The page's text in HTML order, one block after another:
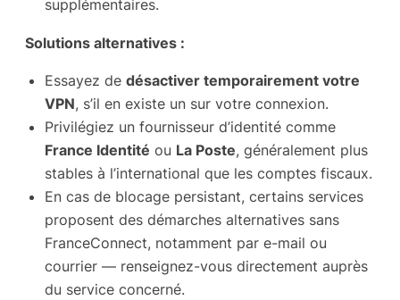
supplémentaires.
Solutions alternatives :
Essayez de désactiver temporairement votre
VPN, s’il en existe un sur votre connexion.
Privilégiez un fournisseur d’identité comme
France Identité ou La Poste, généralement plus
stables à l’international que les comptes fiscaux.
En cas de blocage persistant, certains services
proposent des démarches alternatives sans
FranceConnect, notamment par e-mail ou
courrier — renseignez-vous directement auprès
du service concerné.